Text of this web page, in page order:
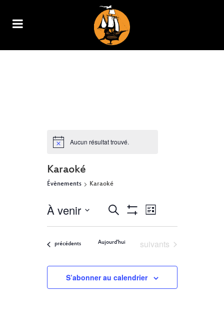
Aucun résultat trouvé.
Karaoké
Évènements Karaoké
RECHERCHE
ET
NAVIGATION
DE
VUES
Recherche
Filters
NAVIGATION
VUES
ÉVÈNEMENT
Liste
À venir
date.
Évènements
précédents Aujourd'hui Évènements
suivants
S’abonner au calendrier